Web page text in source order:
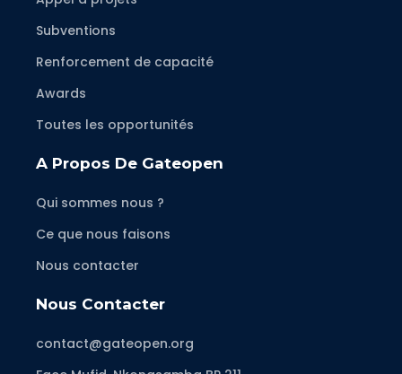
Subventions
Renforcement de capacité
Awards
Toutes les opportunités
A Propos De Gateopen
Qui sommes nous ?
Ce que nous faisons
Nous contacter
Nous Contacter
contact@gateopen.org